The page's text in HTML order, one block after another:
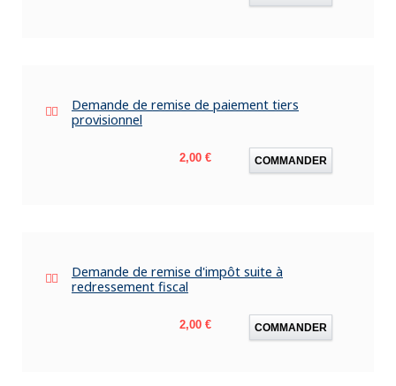
Demande de remise de paiement tiers
provisionnel
Prix
2,00 € COMMANDER
Demande de remise d'impôt suite à
redressement fiscal
Prix
2,00 € COMMANDER